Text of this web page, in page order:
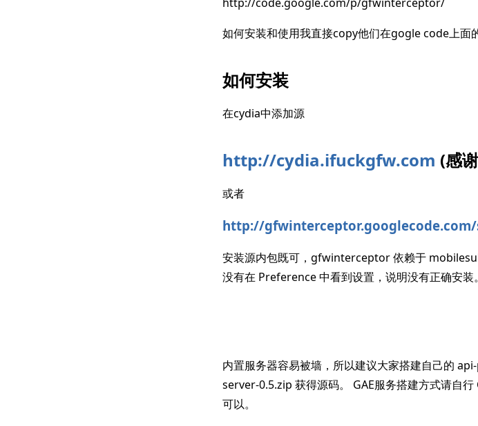
如何安装和使用我直接copy他们在gogle code上面
如何安装
在cydia中添加源
http://cydia.ifuckgfw.com (感
或者
http://
安装源内包既可，gfwinterceptor 依赖于
没有在 Preference 中看到设置，说明没有正确安装。
内置服务器容易被墙，所以建议大家搭建自己的
server-0.5.zip 获得源码。 GAE服务搭建方式请自
可以。